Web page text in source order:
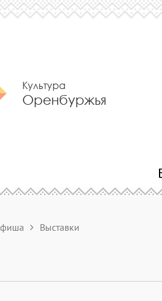
Культура
Оренбуржья
Выставки